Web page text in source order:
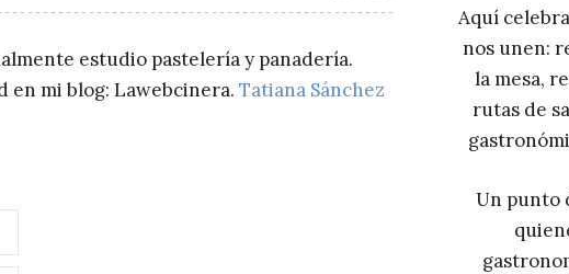
estudio pastelería y panadería.
en mi blog: Lawebcinera. Tatiana Sánchez
Aquí
nos unen:
la mesa,
rutas de
Un punto